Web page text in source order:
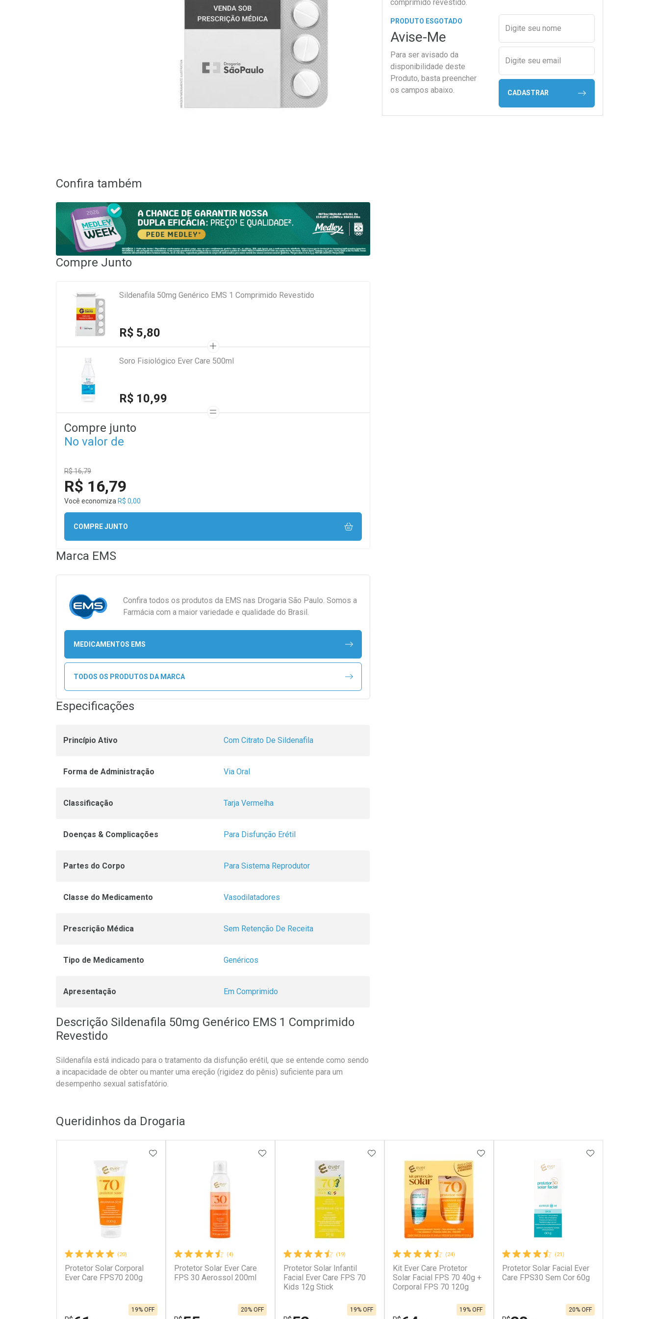
comprimido revestido.
PRODUTO ESGOTADO
Avise-Me
Para ser avisado da
disponibilidade deste
Produto, basta preencher
os campos abaixo.
Preencher nome e email
Digite seu nome
Digite seu email
CADASTRAR
Confira também
Compre Junto
Sildenafila 50mg Genérico EMS 1 Comprimido Revestido
R$ 5,80
Soro Fisiológico Ever Care 500ml
R$ 10,99
Compre junto
No valor de
R$ 16,79
R$ 16,79
Você economiza R$ 0,00
COMPRE JUNTO
Marca EMS
Confira todos os produtos da EMS nas Drogaria São Paulo. Somos a
Farmácia com a maior variedade e qualidade do Brasil.
MEDICAMENTOS EMS
TODOS OS PRODUTOS DA MARCA
Especificações
Princípio Ativo Com Citrato De Sildenafila
Forma de Administração Via Oral
Classificação Tarja Vermelha
Doenças & Complicações Para Disfunção Erétil
Partes do Corpo Para Sistema Reprodutor
Classe do Medicamento Vasodilatadores
Prescrição Médica Sem Retenção De Receita
Tipo de Medicamento Genéricos
Apresentação Em Comprimido
Descrição Sildenafila 50mg Genérico EMS 1 Comprimido
Revestido
Sildenafila está indicado para o tratamento da disfunção erétil, que se entende como sendo
a incapacidade de obter ou manter uma ereção (rigidez do pênis) suficiente para um
desempenho sexual satisfatório.
Queridinhos da Drogaria
(20)
Protetor Solar Corporal
Ever Care FPS70 200g
19% OFF
ADICIONAR AOS FAVORITOS
(4)
Protetor Solar Ever Care
FPS 30 Aerossol 200ml
20% OFF
ADICIONAR AOS FAVORITOS
(19)
Protetor Solar Infantil
Facial Ever Care FPS 70
Kids 12g Stick
19% OFF
ADICIONAR AOS FAVORITOS
(24)
Kit Ever Care Protetor
Solar Facial FPS 70 40g +
Corporal FPS 70 120g
19% OFF
ADICIONAR AOS FAVORITOS
(21)
Protetor Solar Facial Ever
Care FPS30 Sem Cor 60g
20% OFF
ADICIONAR AOS